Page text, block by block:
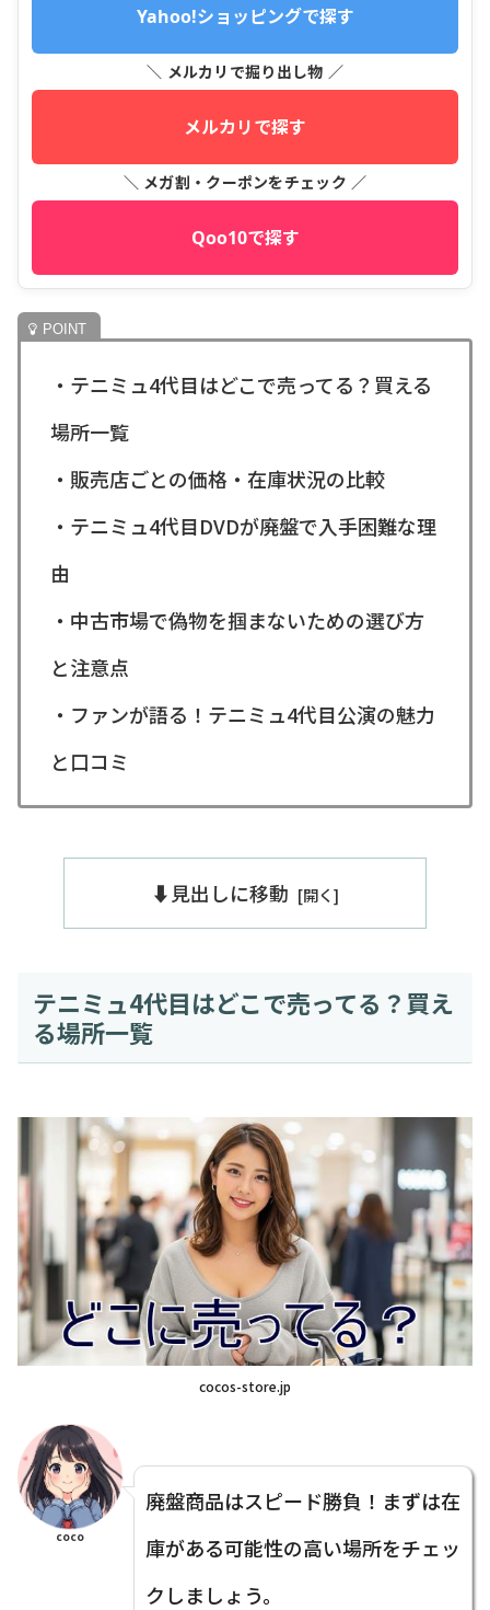
Yahoo!ショッピングで探す
＼ メルカリで掘り出し物 ／
メルカリで探す
＼ メガ割・クーポンをチェック ／
Qoo10で探す
・テニミュ4代目はどこで売ってる？買える
場所一覧
・販売店ごとの価格・在庫状況の比較
・テニミュ4代目DVDが廃盤で入手困難な理
由
・中古市場で偽物を掴まないための選び方
と注意点
・ファンが語る！テニミュ4代目公演の魅力
と口コミ
⬇️見出しに移動
テニミュ4代目はどこで売ってる？買え
る場所一覧
cocos-store.jp
coco
廃盤商品はスピード勝負！まずは在
庫がある可能性の高い場所をチェッ
クしましょう。